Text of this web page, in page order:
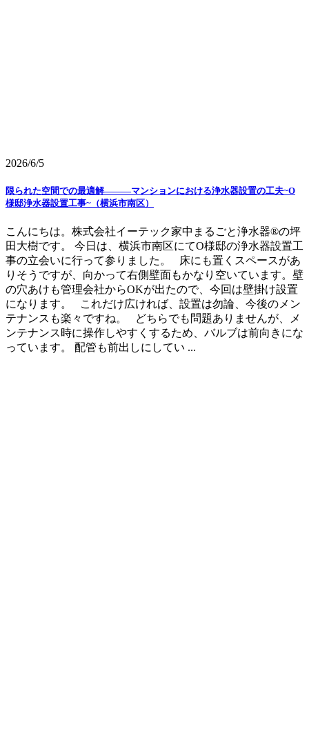
2026/6/5
限られた空間での最適解―――マンションにおける浄水器設置の工夫~O
様邸浄水器設置工事~（横浜市南区）
こんにちは。株式会社イーテック家中まるごと浄水器®の坪
田大樹です。 今日は、横浜市南区にてO様邸の浄水器設置工
事の立会いに行って参りました。 床にも置くスペースがあ
りそうですが、向かって右側壁面もかなり空いています。壁
の穴あけも管理会社からOKが出たので、今回は壁掛け設置
になります。 これだけ広ければ、設置は勿論、今後のメン
テナンスも楽々ですね。 どちらでも問題ありませんが、メ
ンテナンス時に操作しやすくするため、バルブは前向きにな
っています。 配管も前出しにしてい ...